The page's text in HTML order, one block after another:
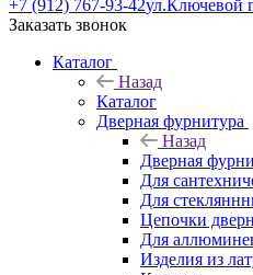
+7 (912) 767-93-42ул.Ключевой
Заказать звонок
Каталог
Назад
Каталог
Дверная фурнитура
Назад
Дверная
Для
Для
Цепочки
Для
Изделия из